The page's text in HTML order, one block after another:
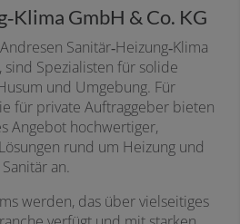
GmbH & Co. KG
Sanitär‑Heizung‑Klima
sind Spezialisten für solide
und Umgebung. Für
für private Auftraggeber bieten
Angebot hochwertiger,
rund um Heizung und
Sanitär an.
werden, das über vielseitiges